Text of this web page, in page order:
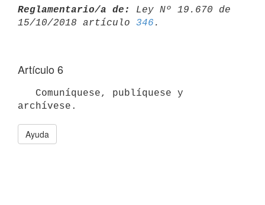
Reglamentario/a de:
Ley Nº 19.670 de
15/10/2018 artículo 346
Artículo 6
Ayuda